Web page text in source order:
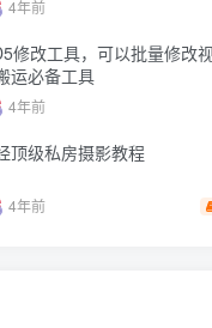
4年前
修改工具，可以批量修改
运必备工具
4年前
顶级私房摄影教程
4年前